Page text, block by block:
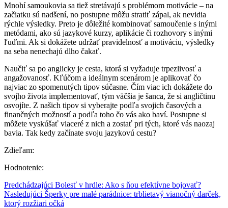
Mnohí samoukovia sa tiež stretávajú s problémom motivácie – na
začiatku sú nadšení, no postupne môžu stratiť zápal, ak nevidia
rýchle výsledky. Preto je dôležité kombinovať samoučenie s inými
metódami, ako sú jazykové kurzy, aplikácie či rozhovory s inými
ľuďmi. Ak si dokážete udržať pravidelnosť a motiváciu, výsledky
na seba nenechajú dlho čakať.
Naučiť sa po anglicky je cesta, ktorá si vyžaduje trpezlivosť a
angažovanosť. Kľúčom a ideálnym scenárom je aplikovať čo
najviac zo spomenutých tipov súčasne. Čím viac ich dokážete do
svojho života implementovať, tým väčšia je šanca, že si angličtinu
osvojíte. Z našich tipov si vyberajte podľa svojich časových a
finančných možností a podľa toho čo vás ako baví. Postupne si
môžete vyskúšať viaceré z nich a zostať pri tých, ktoré vás naozaj
bavia. Tak kedy začínate svoju jazykovú cestu?
Zdieľam:
Hodnotenie:
Predchádzajúci Bolesť v hrdle: Ako s ňou efektívne bojovať?
Nasledujúci Šperky pre malé parádnice: trblietavý vianočný darček,
ktorý rozžiari očká